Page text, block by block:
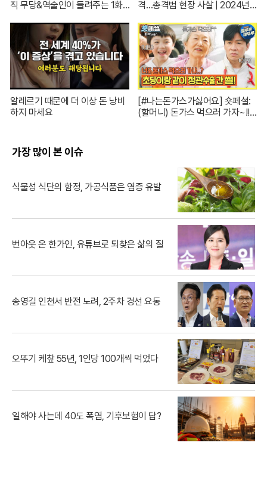
직 무당&역술인이 들려주는 1화
01
격…총격범 현장 사살 | 2024년 7
알레르기 때문에 더 이상 돈 낭비
하지 마세요
[#나는돈가스가싫어요] 숏페셜:
(할머니) 돈가스 먹으러 가자~!!
가장 많이 본 이슈
식물성 식단의 함정, 가공식품은 염증 유발
번아웃 온 한가인, 유튜브로 되찾은 삶의 질
송영길 인천서 반전 노려, 2주차 경선 요동
오뚜기 케챂 55년, 1인당 100개씩 먹었다
일해야 사는데 40도 폭염, 기후보험이 답?